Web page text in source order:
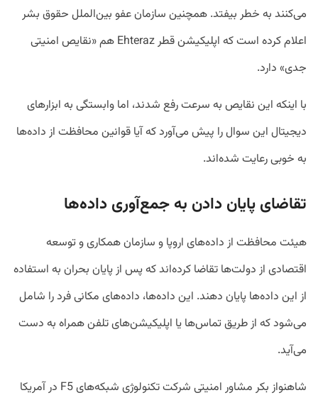
می‌کنند به خطر بیفتد. همچنین سازمان عفو بین‌الملل حقوق بشر
اعلام کرده است که اپلیکیشن قطر Ehteraz هم «نقایص امنیتی
جدی» دارد.
با اینکه این نقایص به سرعت رفع شدند، اما وابستگی به ابزارهای
دیجیتال این سوال را پیش می‌آورد که آیا قوانین محافظت از داده‌ها
به خوبی رعایت شده‌اند.
تقاضای پایان دادن به جمع‌آوری داده‌ها
هیئت محافظت از داده‌های اروپا و سازمان همکاری و توسعه
اقتصادی از دولت‌ها تقاضا کرده‌اند که پس از پایان بحران به استفاده
از این داده‌ها پایان دهند. این داده‌ها، داده‌های مکانی فرد را شامل
می‌شود که از طریق تماس‌ها یا اپلیکیشن‌های تلفن همراه به دست
می‌آید.
شاهنواز بکر مشاور امنیتی شرکت تکنولوژی شبکه‌های F5 در آمریکا